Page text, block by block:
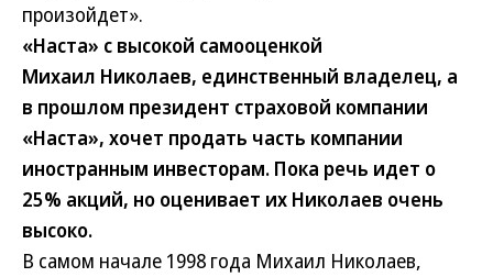
произойдет».
«Наста» с высокой самооценкой
Михаил Николаев, единственный владелец, а
в прошлом президент страховой компании
«Наста», хочет продать часть компании
иностранным инвесторам. Пока речь идет о
25% акций, но оценивает их Николаев очень
высоко.
В самом начале 1998 года Михаил Николаев,